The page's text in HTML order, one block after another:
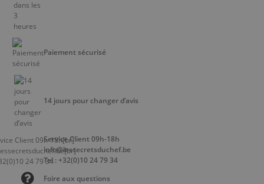
Paiement sécurisé
14 jours pour changer d’avis
Service Client 09h-18h
info@lessecretsduchef.be
Tel : +32(0)10 24 79 34
Foire aux questions